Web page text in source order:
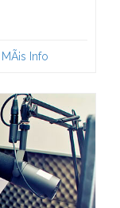
MÃ¡s Info